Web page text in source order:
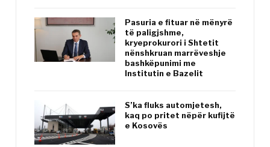
Pasuria e fituar në mënyrë
të paligjshme,
kryeprokurori i Shtetit
nënshkruan marrëveshje
bashkëpunimi me
Institutin e Bazelit
S’ka fluks automjetesh,
kaq po pritet nëpër kufijtë
e Kosovës